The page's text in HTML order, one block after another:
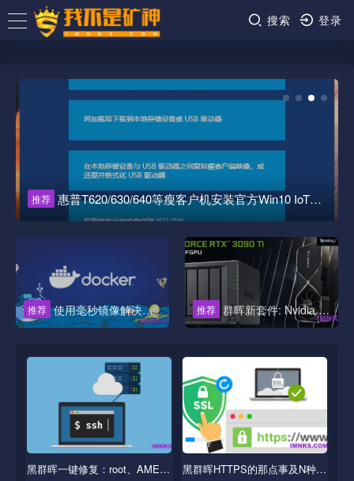
搜索 登录
推荐 惠普T620/630/640等瘦客户机安装官方Win10 IoT系统的方法
推荐 使用毫秒镜像解决群晖ContainerManager的Docker搜索和拉取 推荐 群晖新套件: Nvidia GPU Driver 支持750Ti到3090Ti等显卡
黑群晖一键修复：root、AME、DTS、转码、CPU型号等 黑群晖HTTPS的那点事及N种免费SSL证书